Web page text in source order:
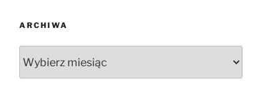
ARCHIWA